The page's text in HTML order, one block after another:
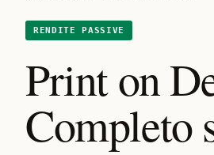
RENDITE PASSIVE
Print on
Completo